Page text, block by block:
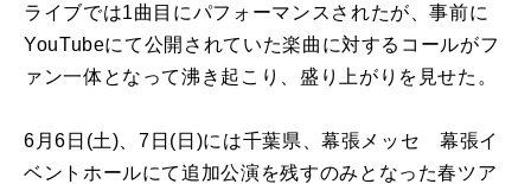
ライブでは1曲目にパフォーマンスされたが、事前に
YouTubeにて公開されていた楽曲に対するコールがフ
ァン一体となって沸き起こり、盛り上がりを見せた。
6月6日(土)、7日(日)には千葉県、幕張メッセ 幕張イ
ベントホールにて追加公演を残すのみとなった春ツア